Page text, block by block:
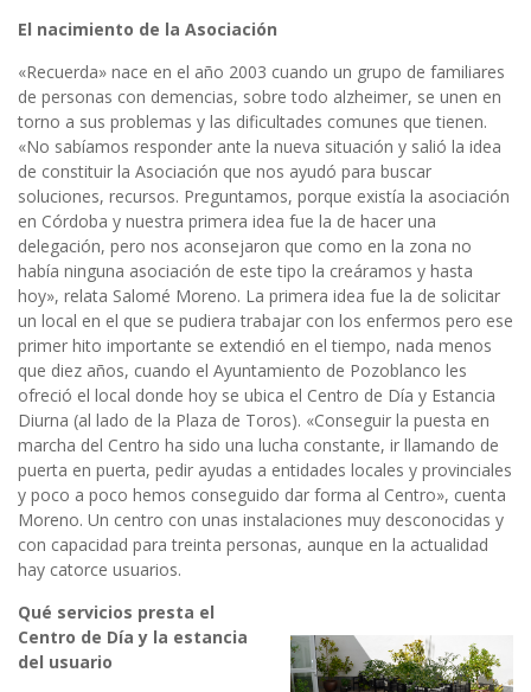
El nacimiento de la Asociación
«Recuerda» nace en el año 2003 cuando un grupo de familiares
de personas con demencias, sobre todo alzheimer, se unen en
torno a sus problemas y las dificultades comunes que tienen.
«No sabíamos responder ante la nueva situación y salió la idea
de constituir la Asociación que nos ayudó para buscar
soluciones, recursos. Preguntamos, porque existía la asociación
en Córdoba y nuestra primera idea fue la de hacer una
delegación, pero nos aconsejaron que como en la zona no
había ninguna asociación de este tipo la creáramos y hasta
hoy», relata Salomé Moreno. La primera idea fue la de solicitar
un local en el que se pudiera trabajar con los enfermos pero ese
primer hito importante se extendió en el tiempo, nada menos
que diez años, cuando el Ayuntamiento de Pozoblanco les
ofreció el local donde hoy se ubica el Centro de Día y Estancia
Diurna (al lado de la Plaza de Toros). «Conseguir la puesta en
marcha del Centro ha sido una lucha constante, ir llamando de
puerta en puerta, pedir ayudas a entidades locales y provinciales
y poco a poco hemos conseguido dar forma al Centro», cuenta
Moreno. Un centro con unas instalaciones muy desconocidas y
con capacidad para treinta personas, aunque en la actualidad
hay catorce usuarios.
Qué servicios presta el
Centro de Día y la estancia
del usuario